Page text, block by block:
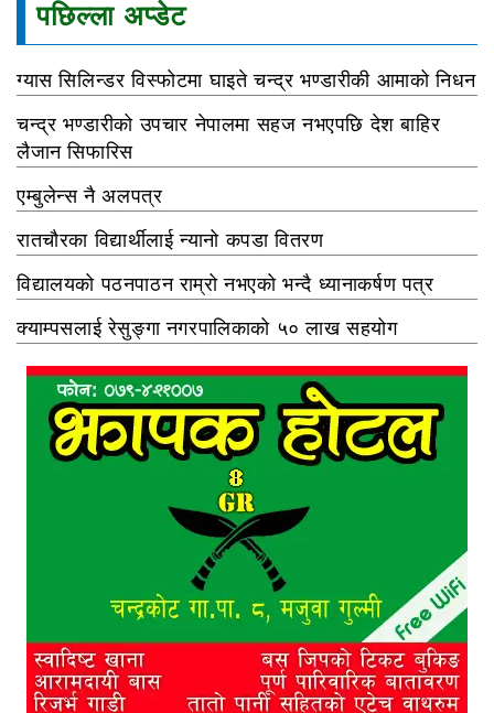
पछिल्ला अप्डेट
ग्यास सिलिन्डर विस्फोटमा घाइते चन्द्र भण्डारीकी आमाको निधन
चन्द्र भण्डारीको उपचार नेपालमा सहज नभएपछि देश बाहिर
लैजान सिफारिस
एम्बुलेन्स नै अलपत्र
रातचौरका विद्यार्थीलाई न्यानो कपडा वितरण
विद्यालयको पठनपाठन राम्रो नभएको भन्दै ध्यानाकर्षण पत्र
क्याम्पसलाई रेसुङ्गा नगरपालिकाको ५० लाख सहयोग